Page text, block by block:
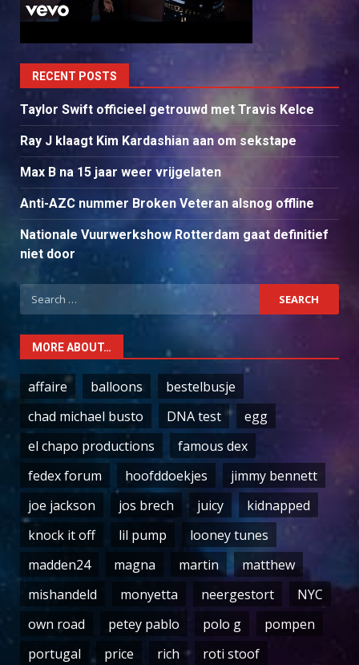
RECENT POSTS
Taylor Swift officieel getrouwd met Travis Kelce
Ray J klaagt Kim Kardashian aan om sekstape
Max B na 15 jaar weer vrijgelaten
Anti-AZC nummer Broken Veteran alsnog offline
Nationale Vuurwerkshow Rotterdam gaat definitief
niet door
Search
for:
MORE ABOUT…
affaire balloons
bestelbusje
chad michael busto
DNA test
egg
el chapo productions
famous dex
fedex forum
hoofddoekjes
jimmy bennett
joe jackson
jos brech juicy
kidnapped
knock it off
lil pump
looney tunes
madden24
magna martin
matthew
mishandeld
monyetta neergestort
NYC
own road
petey pablo polo g
pompen
portugal
price rich roti stoof